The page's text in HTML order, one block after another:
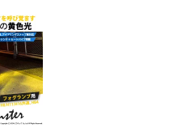
ット LE
ト 色温
ビン バ
H16
・